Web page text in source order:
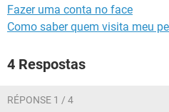
Fazer uma conta no face
Como saber quem visita meu
4 Respostas
RÉPONSE 1 / 4